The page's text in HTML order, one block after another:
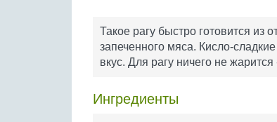
Такое рагу быстро готовится из
запеченного мяса. Кисло-
вкус. Для рагу ничего не жарится
Ингредиенты